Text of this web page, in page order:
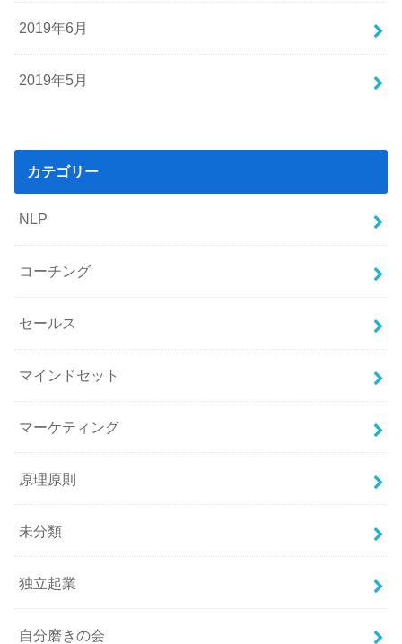
2019年6月
2019年5月
カテゴリー
NLP
コーチング
セールス
マインドセット
マーケティング
原理原則
未分類
独立起業
自分磨きの会